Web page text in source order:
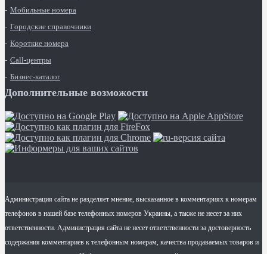
Мобильные номера
Городские справочники
Короткие номера
Call-центры
Бизнес-каталог
Дополнительные возможости
Администрация сайта не разделяет мнение, высказанное в комментариях к номерам
телефонов в нашей базе телефонных номеров Украины, а также не несет за них
ответственности. Администрация сайта не несет ответственности за достоверность
содержания комментариев к телефонным номерам, качества продаваемых товаров и